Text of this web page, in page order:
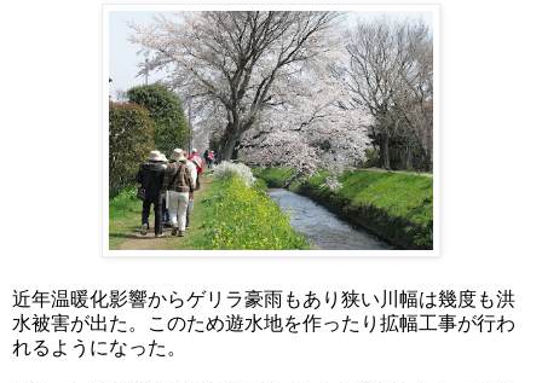
近年温暖化影響からゲリラ豪雨もあり狭い川幅は幾度も洪
水被害が出た。このため遊水地を作ったり拡幅工事が行わ
れるようになった。